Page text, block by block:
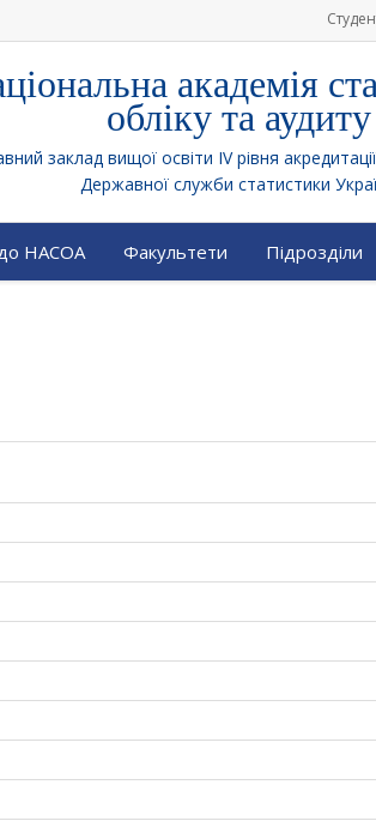
академія
обліку та аудиту
заклад вищої освіти IV рівня
Державної служби статистики
НАСОА Факультети Підрозділи